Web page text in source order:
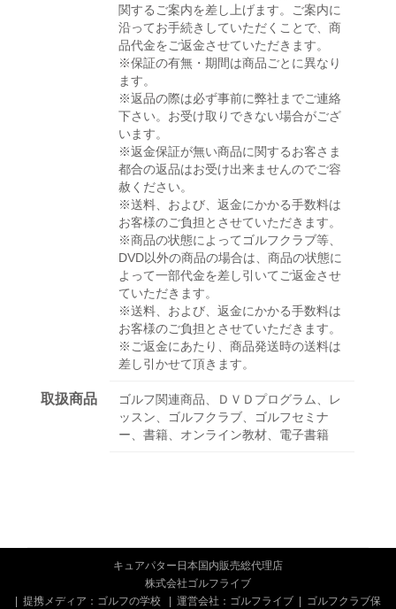
関するご案内を差し上げます。ご案内に
沿ってお手続きしていただくことで、商
品代金をご返金させていただきます。
※保証の有無・期間は商品ごとに異なり
ます。
※返品の際は必ず事前に弊社までご連絡
下さい。お受け取りできない場合がござ
います。
※返金保証が無い商品に関するお客さま
都合の返品はお受け出来ませんのでご容
赦ください。
※送料、および、返金にかかる手数料は
お客様のご負担とさせていただきます。
※商品の状態によってゴルフクラブ等、
DVD以外の商品の場合は、商品の状態に
よって一部代金を差し引いてご返金させ
ていただきます。
※送料、および、返金にかかる手数料は
お客様のご負担とさせていただきます。
※ご返金にあたり、商品発送時の送料は
差し引かせて頂きます。
取扱商品
ゴルフ関連商品、ＤＶＤプログラム、レ
ッスン、ゴルフクラブ、ゴルフセミナ
ー、書籍、オンライン教材、電子書籍
キュアパター日本国内販売総代理店
株式会社ゴルフライブ
| 提携メディア：ゴルフの学校 | 運営会社：ゴルフライブ | ゴルフクラブ保